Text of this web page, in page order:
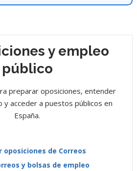
y empleo
público
preparar oposiciones, entender
y acceder a puestos públicos en
España.
oposiciones de Correos
y bolsas de empleo